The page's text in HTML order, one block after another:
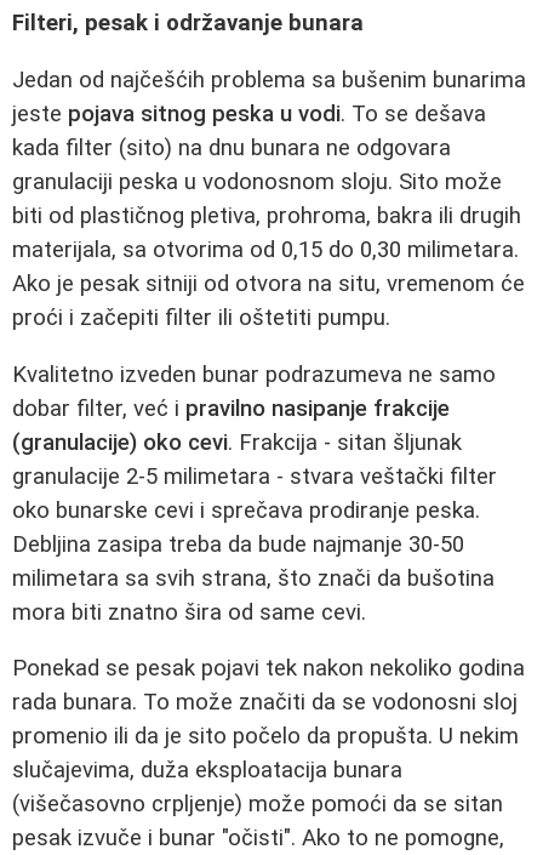
Filteri, pesak i održavanje bunara
Jedan od najčešćih problema sa bušenim bunarima
jeste pojava sitnog peska u vodi. To se dešava
kada filter (sito) na dnu bunara ne odgovara
granulaciji peska u vodonosnom sloju. Sito može
biti od plastičnog pletiva, prohroma, bakra ili drugih
materijala, sa otvorima od 0,15 do 0,30 milimetara.
Ako je pesak sitniji od otvora na situ, vremenom će
proći i začepiti filter ili oštetiti pumpu.
Kvalitetno izveden bunar podrazumeva ne samo
dobar filter, već i pravilno nasipanje frakcije
(granulacije) oko cevi. Frakcija - sitan šljunak
granulacije 2-5 milimetara - stvara veštački filter
oko bunarske cevi i sprečava prodiranje peska.
Debljina zasipa treba da bude najmanje 30-50
milimetara sa svih strana, što znači da bušotina
mora biti znatno šira od same cevi.
Ponekad se pesak pojavi tek nakon nekoliko godina
rada bunara. To može značiti da se vodonosni sloj
promenio ili da je sito počelo da propušta. U nekim
slučajevima, duža eksploatacija bunara
(višečasovno crpljenje) može pomoći da se sitan
pesak izvuče i bunar "očisti". Ako to ne pomogne,